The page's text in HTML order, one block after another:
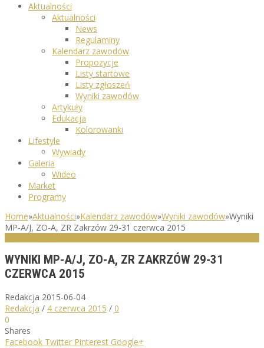
Aktualności
Aktualności
News
Regulaminy
Kalendarz zawodów
Propozycje
Listy startowe
Listy zgłoszeń
Wyniki zawodów
Artykuły
Edukacja
Kolorowanki
Lifestyle
Wywiady
Galeria
Wideo
Market
Programy
Home»Aktualności»Kalendarz zawodów»Wyniki zawodów»Wyniki
MP-A/J, ZO-A, ZR Zakrzów 29-31 czerwca 2015
WYNIKI MP-A/J, ZO-A, ZR ZAKRZÓW 29-31
CZERWCA 2015
Redakcja 2015-06-04
Redakcja / 4 czerwca 2015 / 0
0
Shares
Facebook Twitter Pinterest Google+